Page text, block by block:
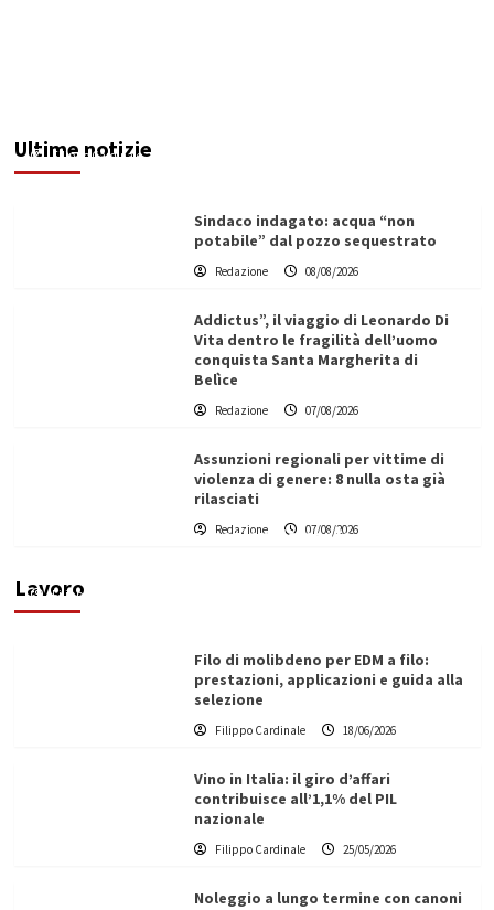
Ultime notizie
Filippo Cardinale
Sindaco indagato: acqua “non
potabile” dal pozzo sequestrato
Redazione 08/08/2026
Addictus”, il viaggio di Leonardo Di
Vita dentro le fragilità dell’uomo
conquista Santa Margherita di
Belìce
Redazione 07/08/2026
Assunzioni regionali per vittime di
violenza di genere: 8 nulla osta già
rilasciati
Redazione 07/08/2026
Lavoro
L’ingegnere saccense Buscarnera partner chiave
di un progetto transnazionale per la transizione
Filippo Cardinale
Filo di molibdeno per EDM a filo:
prestazioni, applicazioni e guida alla
selezione
Filippo Cardinale 18/06/2026
Vino in Italia: il giro d’affari
contribuisce all’1,1% del PIL
nazionale
Filippo Cardinale 25/05/2026
Noleggio a lungo termine con canoni